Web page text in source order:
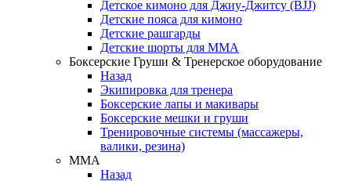
Детское кимоно для Джиу-Джитсу (BJJ)
Детские пояса для кимоно
Детские рашгарды
Детские шорты для ММА
Боксерские Груши & Тренерское оборудование
Назад
Экипировка для тренера
Боксерские лапы и макивары
Боксерские мешки и груши
Тренировочные системы (массажеры,
валики, резина)
ММА
Назад